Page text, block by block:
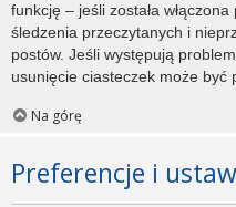
funkcję – jeśli została
śledzenia przeczytanych i
postów. Jeśli występują
usunięcie ciasteczek może być
Na górę
Preferencje i